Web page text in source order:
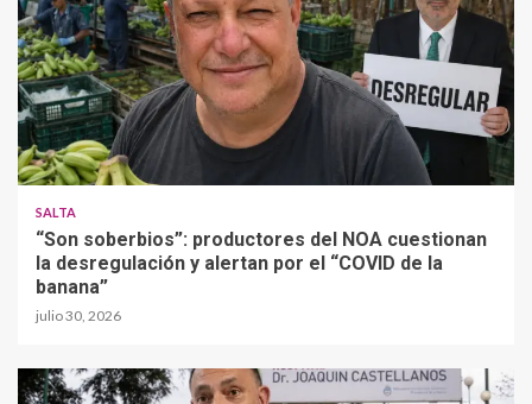
SALTA
“Son soberbios”: productores del NOA cuestionan
la desregulación y alertan por el “COVID de la
banana”
julio 30, 2026